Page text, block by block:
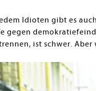
Idioten gibt es
gegen
ist schwer.